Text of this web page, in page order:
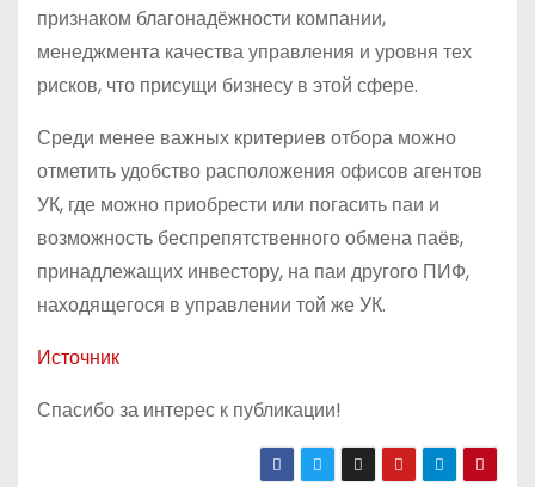
признаком благонадёжности компании,
менеджмента качества управления и уровня тех
рисков, что присущи бизнесу в этой сфере.
Среди менее важных критериев отбора можно
отметить удобство расположения офисов агентов
УК, где можно приобрести или погасить паи и
возможность беспрепятственного обмена паёв,
принадлежащих инвестору, на паи другого ПИФ,
находящегося в управлении той же УК.
Источник
Спасибо за интерес к публикации!